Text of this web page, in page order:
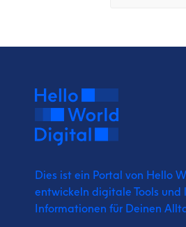
Dies ist ein Portal von Hello
entwickeln digitale Tools und
Informationen für Deinen